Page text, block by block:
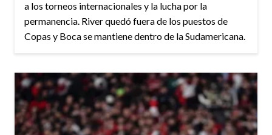
a los torneos internacionales y la lucha por la
permanencia. River quedó fuera de los puestos de
Copas y Boca se mantiene dentro de la Sudamericana.